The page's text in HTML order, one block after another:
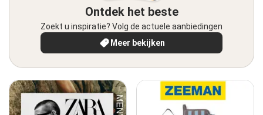
Ontdek het beste
Zoekt u inspiratie? Volg de actuele aanbiedingen
Meer bekijken